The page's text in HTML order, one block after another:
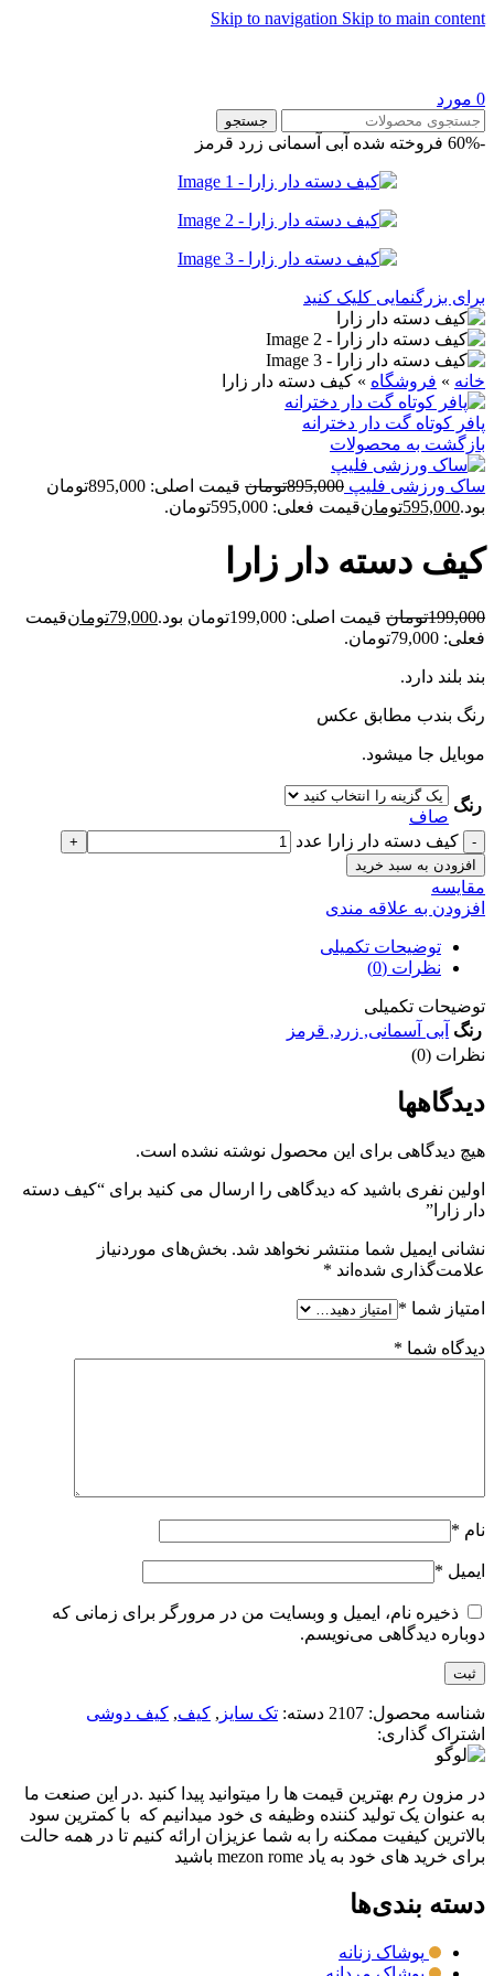
Skip to navigation Skip to main content
0 مورد
جستجو
-60% فروخته شده آبی آسمانی زرد قرمز
برای بزرگنمایی کلیک کنید
خانه » فروشگاه » کيف دسته دار زارا
پافر کوتاه گت دار دخترانه
بازگشت به محصولات
ساک ورزشی فلیپ 895,000تومان
قیمت اصلی: 895,000تومان
بود.595,000تومانقیمت فعلی: 595,000تومان.
کيف دسته دار زارا
199,000تومان قیمت اصلی: 199,000تومان بود. 79,000تومانقیمت
فعلی: 79,000تومان.
بند بلند دارد.
رنگ بندب مطابق عکس
موبایل جا میشود.
رنگ
صاف
کيف دسته دار زارا عدد
افزودن به سبد خرید
مقايسه
افزودن به علاقه مندی
توضیحات تکمیلی
نظرات (0)
توضیحات تکمیلی
رنگ آبی آسمانی, زرد, قرمز
نظرات (0)
دیدگاهها
هیچ دیدگاهی برای این محصول نوشته نشده است.
اولین نفری باشید که دیدگاهی را ارسال می کنید برای “کيف دسته
دار زارا”
نشانی ایمیل شما منتشر نخواهد شد. بخش‌های موردنیاز
علامت‌گذاری شده‌اند *
امتیاز شما *
دیدگاه شما *
نام *
ایمیل *
ذخیره نام، ایمیل و وبسایت من در مرورگر برای زمانی که
دوباره دیدگاهی می‌نویسم.
شناسه محصول: 2107 دسته: تک سایز , کیف, کیف دوشی
اشتراک گذاری:
در مزون رم بهترین قیمت ها را میتوانید پیدا کنید .در این صنعت ما
به عنوان یک تولید کننده وظیفه ی خود میدانیم که با کمترین سود
بالاترین کیفیت ممکنه را به شما عزیزان ارائه کنیم تا در همه حالت
برای خرید های خود به یاد mezon rome باشید
دسته بندی‌ها
پوشاک زنانه